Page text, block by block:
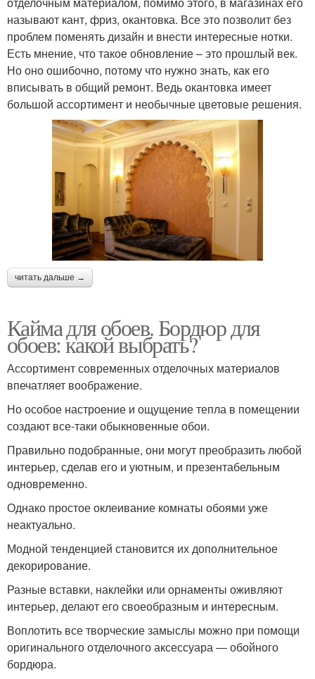
называют кант, фриз, окантовка. Все это позволит без
проблем поменять дизайн и внести интересные нотки.
Есть мнение, что такое обновление – это прошлый век.
Но оно ошибочно, потому что нужно знать, как его
вписывать в общий ремонт. Ведь окантовка имеет
большой ассортимент и необычные цветовые решения.
читать дальше →
Кайма для обоев. Бордюр для
обоев: какой выбрать?
Ассортимент современных отделочных материалов
впечатляет воображение.
Но особое настроение и ощущение тепла в помещении
создают все-таки обыкновенные обои.
Правильно подобранные, они могут преобразить любой
интерьер, сделав его и уютным, и презентабельным
одновременно.
Однако простое оклеивание комнаты обоями уже
неактуально.
Модной тенденцией становится их дополнительное
декорирование.
Разные вставки, наклейки или орнаменты оживляют
интерьер, делают его своеобразным и интересным.
Воплотить все творческие замыслы можно при помощи
оригинального отделочного аксессуара ― обойного
бордюра.